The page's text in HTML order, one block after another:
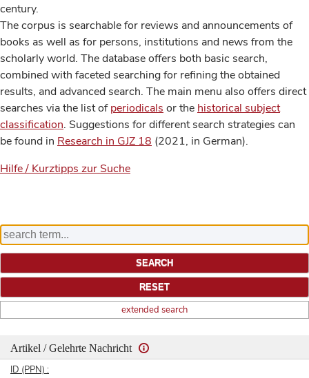
century.
The corpus is searchable for reviews and announcements of
books as well as for persons, institutions and news from the
scholarly world. The database offers both basic search,
combined with faceted searching for refining the obtained
results, and advanced search. The main menu also offers direct
searches via the list ofperiodicals or the historical subject
classification. Suggestions for different search strategies can
be found in Research in GJZ 18 (2021, in German).
Hilfe / Kurztipps zur Suche
extended search
Artikel / Gelehrte Nachricht
ID (PPN) :